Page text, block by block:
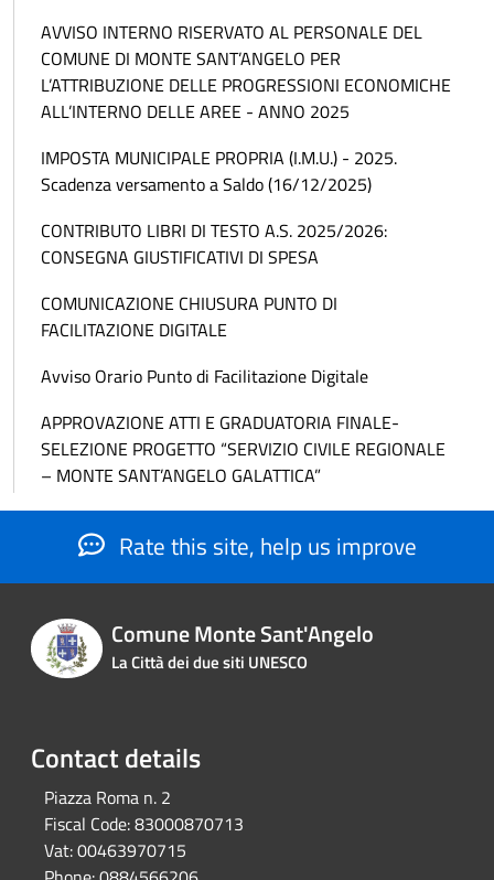
AVVISO INTERNO RISERVATO AL PERSONALE DEL
COMUNE DI MONTE SANT’ANGELO PER
L’ATTRIBUZIONE DELLE PROGRESSIONI ECONOMICHE
ALL’INTERNO DELLE AREE - ANNO 2025
IMPOSTA MUNICIPALE PROPRIA (I.M.U.) - 2025.
Scadenza versamento a Saldo (16/12/2025)
CONTRIBUTO LIBRI DI TESTO A.S. 2025/2026:
CONSEGNA GIUSTIFICATIVI DI SPESA
COMUNICAZIONE CHIUSURA PUNTO DI
FACILITAZIONE DIGITALE
Avviso Orario Punto di Facilitazione Digitale
APPROVAZIONE ATTI E GRADUATORIA FINALE-
SELEZIONE PROGETTO “SERVIZIO CIVILE REGIONALE
– MONTE SANT’ANGELO GALATTICA”
Rate this site, help us improve
Comune Monte Sant'Angelo
La Città dei due siti UNESCO
Contact details
Piazza Roma n. 2
Fiscal Code:83000870713
Vat:00463970715